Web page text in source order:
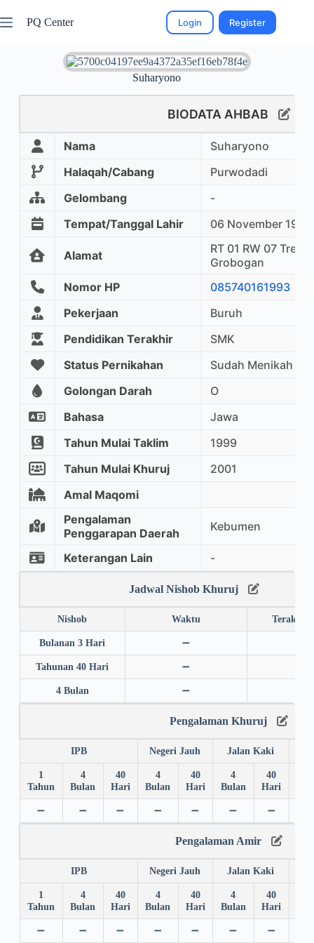
PQ Center Login Register
Suharyono
BIODATA AHBAB
Nama
Suharyono
Halaqah/Cabang
Purwodadi
Gelombang
-
Tempat/Tanggal Lahir
06 November 1984
Alamat
RT 01 RW 07
Grobogan
Nomor HP
085740161993
Pekerjaan
Buruh
Pendidikan Terakhir
SMK
Status Pernikahan
Sudah Menikah
Golongan Darah
O
Bahasa
Jawa
Tahun Mulai Taklim
1999
Tahun Mulai Khuruj
2001
Amal Maqomi
Pengalaman
Penggarapan Daerah
Kebumen
Keterangan Lain -
Jadwal Nishob Khuruj
Nishob Waktu Terakhir
Bulanan 3 Hari ➖
Tahunan 40 Hari ➖
4 Bulan ➖
Pengalaman Khuruj
IPB Negeri Jauh Jalan Kaki
1
Tahun
4
Bulan
40
Hari
4
Bulan
40
Hari
4
Bulan
40
Hari
➖ ➖ ➖ ➖ ➖ ➖ ➖
Pengalaman Amir
IPB Negeri Jauh Jalan Kaki
1
Tahun
4
Bulan
40
Hari
4
Bulan
40
Hari
4
Bulan
40
Hari
➖ ➖ ➖ ➖ ➖ ➖ ➖